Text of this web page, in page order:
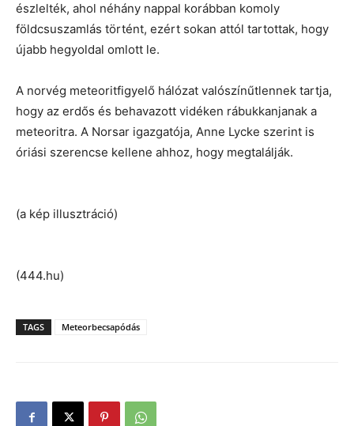
észlelték, ahol néhány nappal korábban komoly
földcsuszamlás történt, ezért sokan attól tartottak, hogy
újabb hegyoldal omlott le.
A norvég meteoritfigyelő hálózat valószínűtlennek tartja,
hogy az erdős és behavazott vidéken rábukkanjanak a
meteoritra. A Norsar igazgatója, Anne Lycke szerint is
óriási szerencse kellene ahhoz, hogy megtalálják.
(a kép illusztráció)
(444.hu)
TAGS Meteorbecsapódás